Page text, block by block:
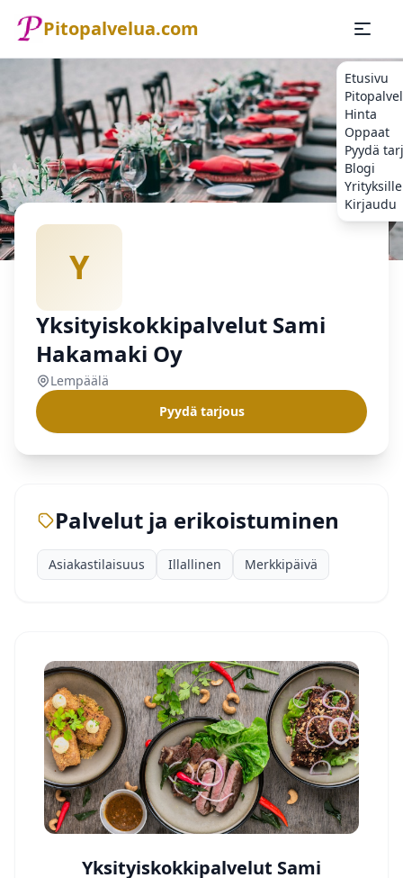
Pitopalvelua.com
Etusivu
Hinta
Oppaat
Pyydä
Blogi
Yrityksille
Kirjaudu
Etusivu
Pitopalvelu Yksityiskokkipalvelut
Y
Yksityiskokkipalvelut Sami
Hakamaki Oy
Lempäälä
Pyydä tarjous
Palvelut ja erikoistuminen
Asiakastilaisuus Illallinen Merkkipäivä
Yksityiskokkipalvelut Sami